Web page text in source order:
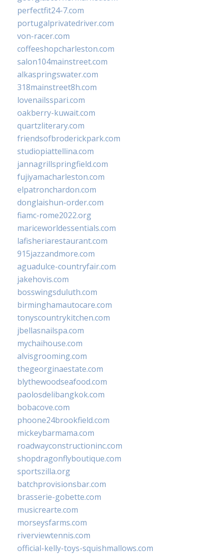
perfectfit24-7.com
portugalprivatedriver.com
von-racer.com
coffeeshopcharleston.com
salon104mainstreet.com
alkaspringswater.com
318mainstreet8h.com
lovenailsspari.com
oakberry-kuwait.com
quartzliterary.com
friendsofbroderickpark.com
studiopiattellina.com
jannagrillspringfield.com
fujiyamacharleston.com
elpatronchardon.com
donglaishun-order.com
fiamc-rome2022.org
mariceworldessentials.com
lafisheriarestaurant.com
915jazzandmore.com
aguadulce-countryfair.com
jakehovis.com
bosswingsduluth.com
birminghamautocare.com
tonyscountrykitchen.com
jbellasnailspa.com
mychaihouse.com
alvisgrooming.com
thegeorginaestate.com
blythewoodseafood.com
paolosdelibangkok.com
bobacove.com
phoone24brookfield.com
mickeybarmama.com
roadwayconstructioninc.com
shopdragonflyboutique.com
sportszilla.org
batchprovisionsbar.com
brasserie-gobette.com
musicrearte.com
morseysfarms.com
riverviewtennis.com
official-kelly-toys-squishmallows.com